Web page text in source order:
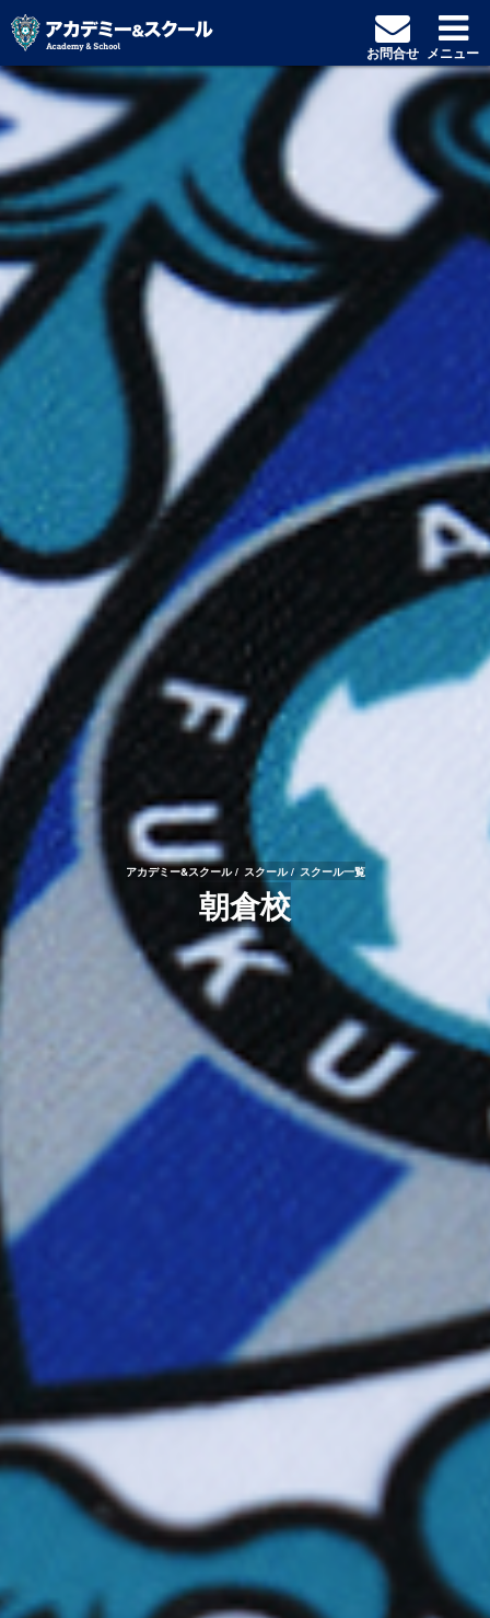
アカデミー&スクール スクール スクール一覧
朝倉校
お問合せ メニュー